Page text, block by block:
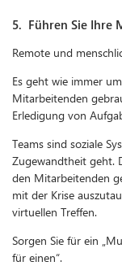
5. Führen Sie Ihre
Remote und
Es geht wie immer
Mitarbeitenden
Erledigung von
Teams sind soziale
Zugewandtheit geht.
den Mitarbeitenden
mit der Krise
virtuellen Treffen.
Sorgen Sie für ein
für einen“.